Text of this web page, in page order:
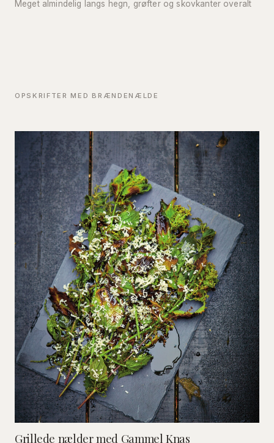
Meget almindelig langs hegn, grøfter og skovkanter overalt
OPSKRIFTER MED BRÆNDENÆLDE
Grillede nælder med Gammel Knas